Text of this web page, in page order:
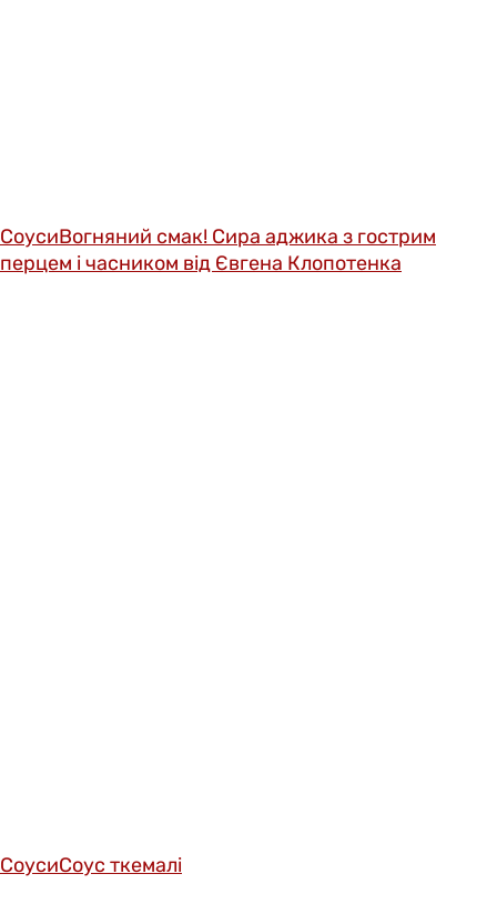
СоусиВогняний смак! Сира аджика з гострим
перцем і часником від Євгена Клопотенка
СоусиСоус ткемалі